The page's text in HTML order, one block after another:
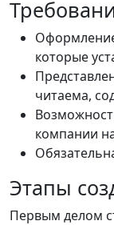
которые
читаема,
компании
Этапы
Первым делом